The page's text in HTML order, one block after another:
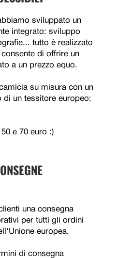
sviluppato un
integrato: sviluppo
tutto è realizzato
di offrire un
a un prezzo equo.
su misura con un
un tessitore europeo:
e 70 euro :)
una consegna
per tutti gli ordini
europea.
di consegna